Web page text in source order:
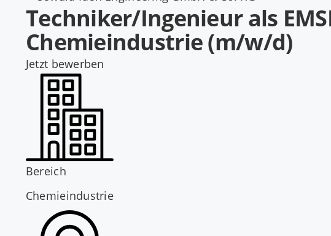
Techniker/Ingenieur als
Chemieindustrie (m/w/d)
Jetzt bewerben
Bereich
Chemieindustrie